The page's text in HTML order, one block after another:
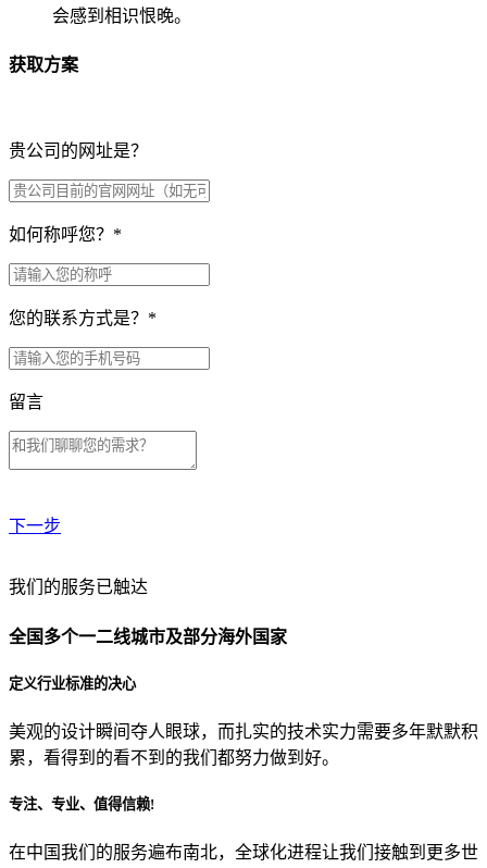
会感到相识恨晚。
获取方案
贵公司的网址是？
如何称呼您？ *
您的联系方式是？ *
留言
下一步
贵公司预算范围是？
贵公司的团队规模是？
目前主要的营销渠道是？
我们的服务已触达
全国多个一二线城市及部分海外国家
定义行业标准的决心
美观的设计瞬间夺人眼球，而扎实的技术实力需要多年默默积
累，看得到的看不到的我们都努力做到好。
专注、专业、值得信赖!
在中国我们的服务遍布南北，全球化进程让我们接触到更多世